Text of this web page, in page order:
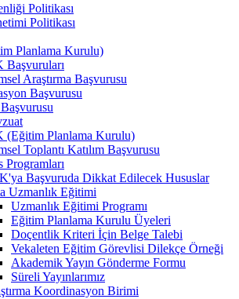
Politikası
Politikası
Planlama Kurulu)
Başvuruları
Araştırma Başvurusu
Başvurusu
(Eğitim Planlama Kurulu)
Toplantı Katılım Başvurusu
Programları
Başvuruda Dikkat Edilecek Hususlar
Uzmanlık Eğitimi
Uzmanlık Eğitimi Programı
Eğitim Planlama Kurulu Üyeleri
Doçentlik Kriteri İçin Belge Talebi
Vekaleten Eğitim Görevlisi Dilekçe Örneği
Akademik Yayın Gönderme Formu
Süreli Yayınlarımız
Koordinasyon Birimi